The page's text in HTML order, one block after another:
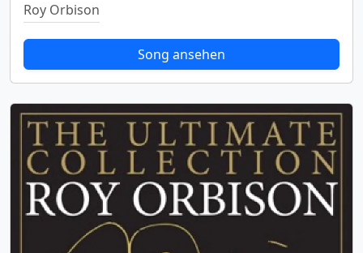
Roy Orbison
Song ansehen